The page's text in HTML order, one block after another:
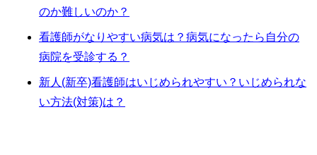
のか難しいのか？
看護師がなりやすい病気は？病気になったら自分の
病院を受診する？
新人(新卒)看護師はいじめられやすい？いじめられな
い方法(対策)は？